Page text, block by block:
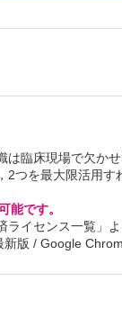
は臨床現場で欠か
2つを最大限活用す
能です。
ライセンス一覧」
版 / Google